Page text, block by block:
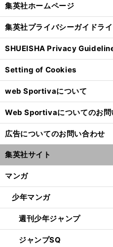
集英社ホームページ
集英社プライバシーガイドラ
SHUEISHA Privacy
Setting of Cookies
web Sportivaについて
Web Sportivaについてのお問
広告についてのお問い合わせ
集英社サイト
マンガ
少年マンガ
週刊少年ジャンプ
ジャンプSQ